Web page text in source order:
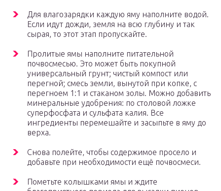
Для влагозарядки каждую яму наполните водой.
Если идут дожди, земля на всю глубину и так
сырая, то этот этап пропускайте.
Пролитые ямы наполните питательной
почвосмесью. Это может быть покупной
универсальный грунт; чистый компост или
перегной; смесь земли, вынутой при копке, с
перегноем 1:1 и стаканом золы. Можно добавить
минеральные удобрения: по столовой ложке
суперфосфата и сульфата калия. Все
ингредиенты перемешайте и засыпьте в яму до
верха.
Снова полейте, чтобы содержимое просело и
добавьте при необходимости ещё почвосмеси.
Пометьте колышками ямы и ждите